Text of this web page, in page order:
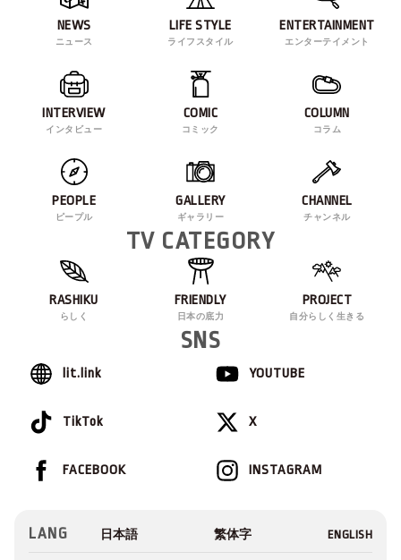
NEWS
ニュース
LIFE STYLE
ライフスタイル
ENTERTAINMENT
エンターテイメント
INTERVIEW
インタビュー
COMIC
コミック
COLUMN
コラム
PEOPLE
ピープル
GALLERY
ギャラリー
CHANNEL
チャンネル
TV CATEGORY
RASHIKU
らしく
FRIENDLY
日本の底力
PROJECT
自分らしく生きる
SNS
lit.link YOUTUBE
TikTok X
INSTAGRAM
FACEBOOK
LANG